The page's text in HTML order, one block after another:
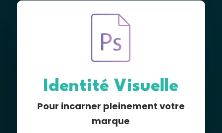
Identité Visuelle
Pour incarner pleinement votre
marque